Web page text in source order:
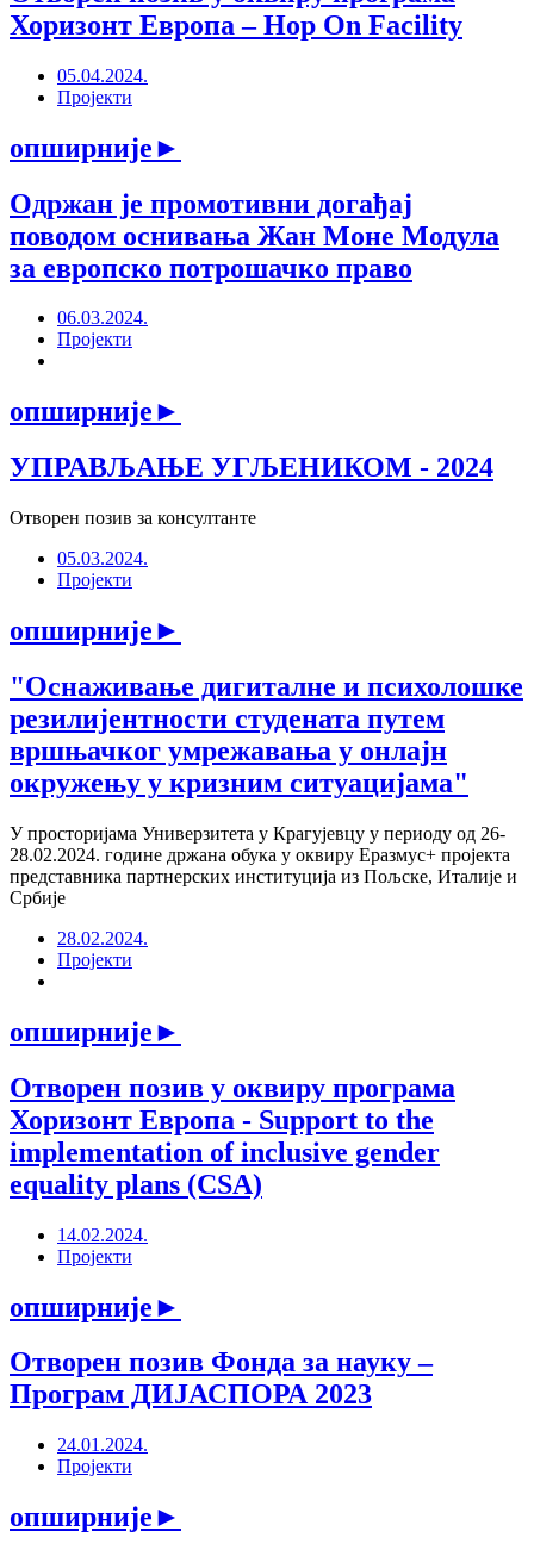
Хоризонт Европа – Hop On Facility
05.04.2024.
Пројекти
опширније►
Одржан је промотивни догађај
поводом оснивања Жан Моне Модула
за европско потрошачко право
06.03.2024.
Пројекти
опширније►
УПРАВЉАЊЕ УГЉЕНИКОМ - 2024
Отворен позив за консултанте
05.03.2024.
Пројекти
опширније►
"Оснаживање дигиталне и психолошке
резилијентности студената путем
вршњачког умрежавања у онлајн
окружењу у кризним ситуацијама"
У просторијама Универзитета у Крагујевцу у периоду од 26-
28.02.2024. године држана обука у оквиру Еразмус+ пројекта
представника партнерских институција из Пољске, Италије и
Србије
28.02.2024.
Пројекти
опширније►
Отворен позив у оквиру програма
Хоризонт Европа - Support to the
implementation of inclusive gender
equality plans (CSA)
14.02.2024.
Пројекти
опширније►
Отворен позив Фонда за науку –
Програм ДИЈАСПОРА 2023
24.01.2024.
Пројекти
опширније►